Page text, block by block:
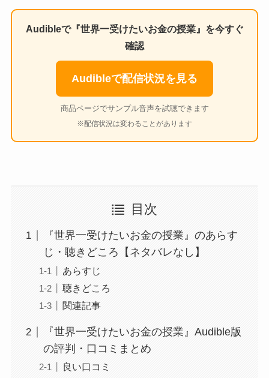
Audibleで『世界一受けたいお金の授業』を今すぐ
確認
Audibleで配信状況を見る
商品ページでサンプル音声を試聴できます
※配信状況は変わることがあります
目次
『世界一受けたいお金の授業』のあらす
じ・聴きどころ【ネタバレなし】
あらすじ
聴きどころ
関連記事
『世界一受けたいお金の授業』Audible版
の評判・口コミまとめ
良い口コミ